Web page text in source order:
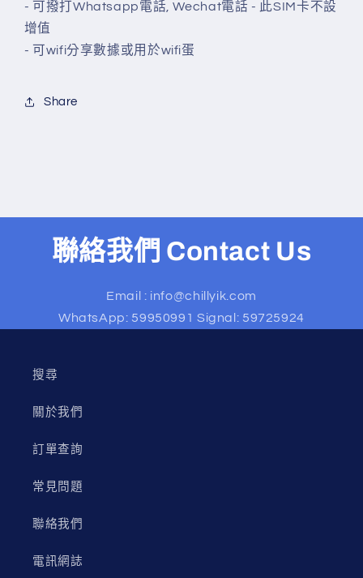
- 可撥打Whatsapp電話, Wechat電話 - 此SIM卡不設
增值
- 可wifi分享數據或用於wifi蛋
Share
聯絡我們 Contact Us
Email : info@chillyik.com
WhatsApp: 59950991 Signal: 59725924
搜尋
關於我們
訂單查詢
常見問題
聯絡我們
電訊網誌